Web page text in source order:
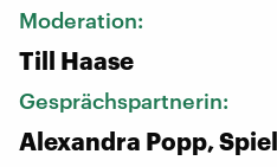
Moderation:
Till Haase
Gesprächspartnerin:
Alexandra Popp,